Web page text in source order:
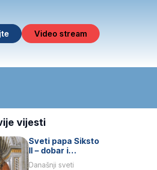
Video stream
vijesti
Sveti papa Siksto
II – dobar i
miroljubiv pastir
Današnji sveti